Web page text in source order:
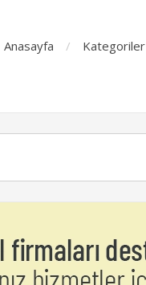
Anasayfa Kategoriler